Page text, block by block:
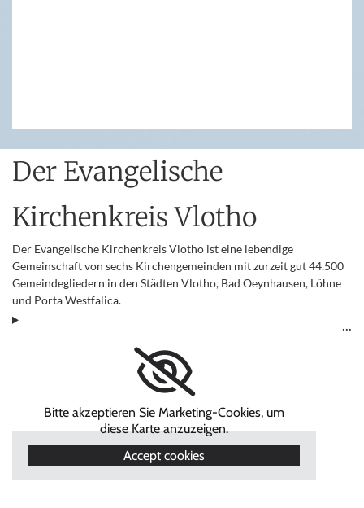
Der Evangelische
Kirchenkreis Vlotho
Der Evangelische Kirchenkreis Vlotho ist eine lebendige
Gemeinschaft von sechs Kirchengemeinden mit zurzeit gut 44.500
Gemeindegliedern in den Städten Vlotho, Bad Oeynhausen, Löhne
und Porta Westfalica.
Bitte akzeptieren Sie Marketing-Cookies, um
diese Karte anzuzeigen.
Accept cookies